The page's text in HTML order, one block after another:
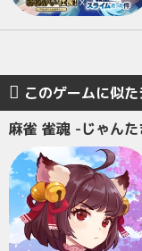
このゲームに似
麻雀 雀魂 -じゃん